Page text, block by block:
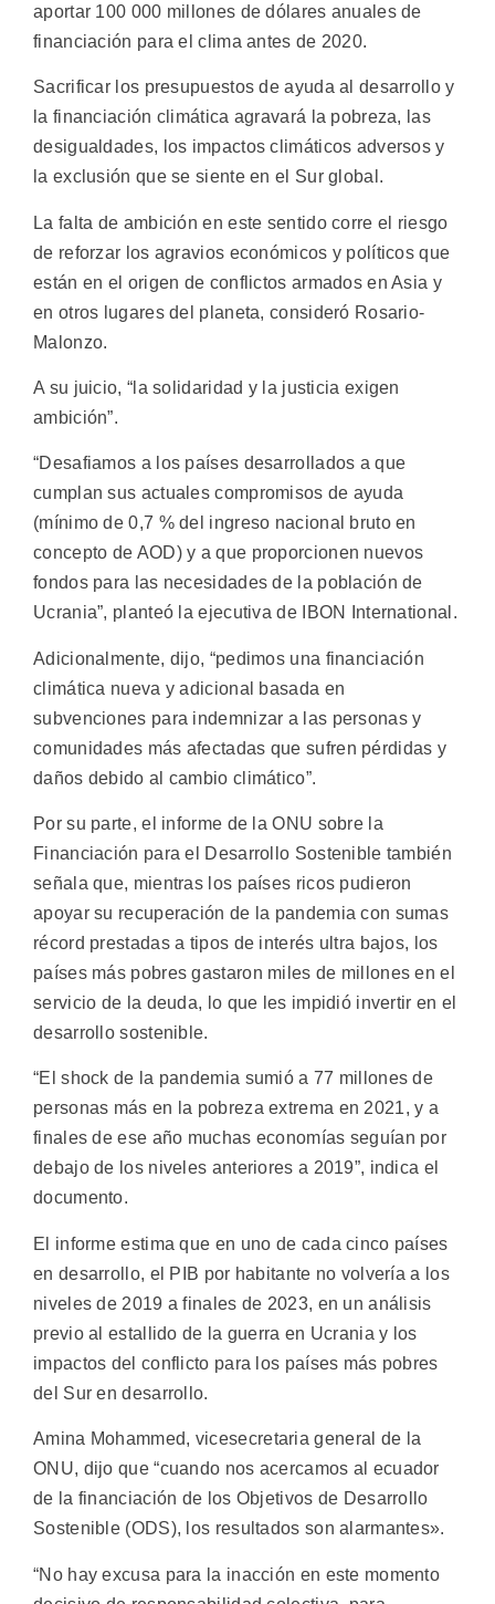
aportar 100 000 millones de dólares anuales de
financiación para el clima antes de 2020.
Sacrificar los presupuestos de ayuda al desarrollo y
la financiación climática agravará la pobreza, las
desigualdades, los impactos climáticos adversos y
la exclusión que se siente en el Sur global.
La falta de ambición en este sentido corre el riesgo
de reforzar los agravios económicos y políticos que
están en el origen de conflictos armados en Asia y
en otros lugares del planeta, consideró Rosario-
Malonzo.
A su juicio, “la solidaridad y la justicia exigen
ambición”.
“Desafiamos a los países desarrollados a que
cumplan sus actuales compromisos de ayuda
(mínimo de 0,7 % del ingreso nacional bruto en
concepto de AOD) y a que proporcionen nuevos
fondos para las necesidades de la población de
Ucrania”, planteó la ejecutiva de IBON International.
Adicionalmente, dijo, “pedimos una financiación
climática nueva y adicional basada en
subvenciones para indemnizar a las personas y
comunidades más afectadas que sufren pérdidas y
daños debido al cambio climático”.
Por su parte, el informe de la ONU sobre la
Financiación para el Desarrollo Sostenible también
señala que, mientras los países ricos pudieron
apoyar su recuperación de la pandemia con sumas
récord prestadas a tipos de interés ultra bajos, los
países más pobres gastaron miles de millones en el
servicio de la deuda, lo que les impidió invertir en el
desarrollo sostenible.
“El shock de la pandemia sumió a 77 millones de
personas más en la pobreza extrema en 2021, y a
finales de ese año muchas economías seguían por
debajo de los niveles anteriores a 2019”, indica el
documento.
El informe estima que en uno de cada cinco países
en desarrollo, el PIB por habitante no volvería a los
niveles de 2019 a finales de 2023, en un análisis
previo al estallido de la guerra en Ucrania y los
impactos del conflicto para los países más pobres
del Sur en desarrollo.
Amina Mohammed, vicesecretaria general de la
ONU, dijo que “cuando nos acercamos al ecuador
de la financiación de los Objetivos de Desarrollo
Sostenible (ODS), los resultados son alarmantes».
“No hay excusa para la inacción en este momento